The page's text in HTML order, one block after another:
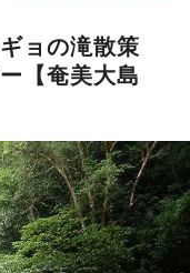
ョの滝散策
【奄美大島